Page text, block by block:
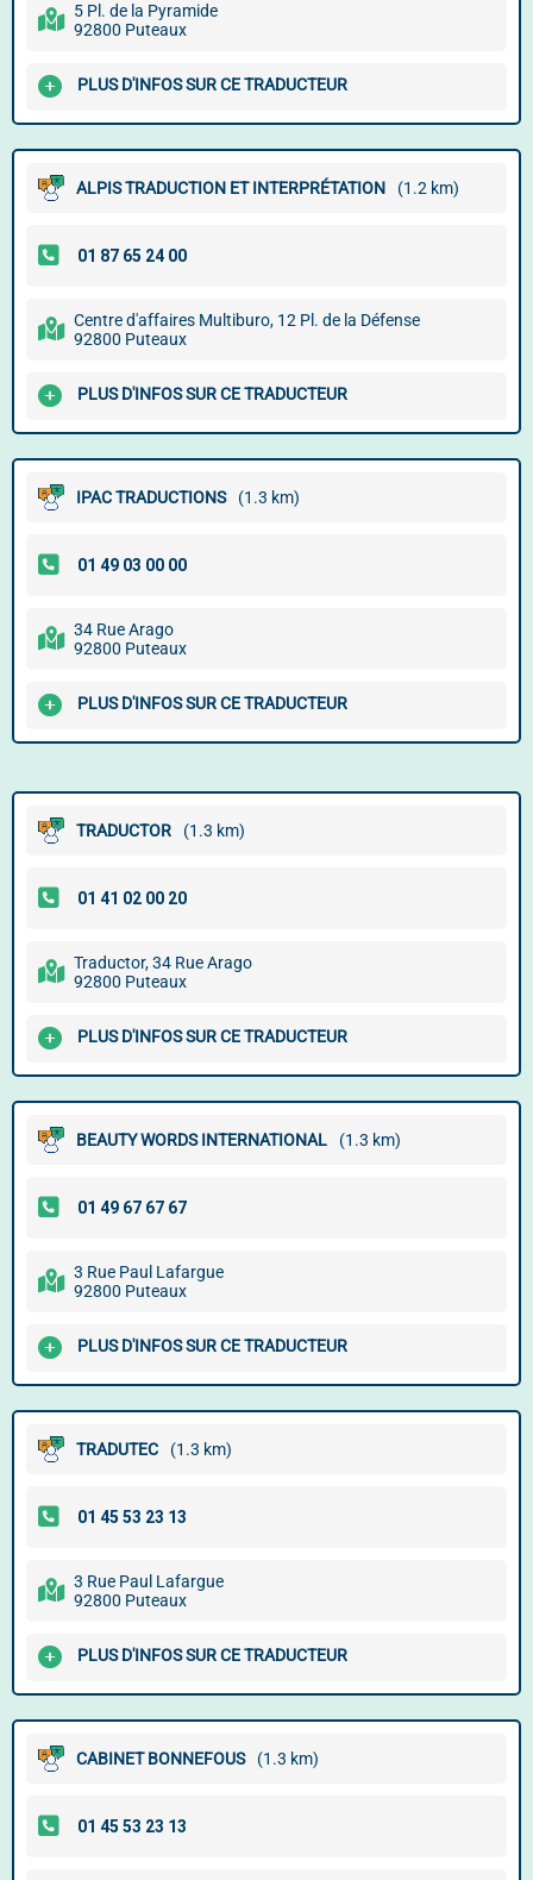
5 Pl. de la Pyramide
92800 Puteaux
PLUS D'INFOS SUR CE TRADUCTEUR
ALPIS TRADUCTION ET INTERPRÉTATION (1.2 km)
Centre d'affaires Multiburo, 12 Pl. de la Défense
92800 Puteaux
PLUS D'INFOS SUR CE TRADUCTEUR
IPAC TRADUCTIONS (1.3 km)
34 Rue Arago
92800 Puteaux
PLUS D'INFOS SUR CE TRADUCTEUR
TRADUCTOR (1.3 km)
Traductor, 34 Rue Arago
92800 Puteaux
PLUS D'INFOS SUR CE TRADUCTEUR
BEAUTY WORDS INTERNATIONAL (1.3 km)
3 Rue Paul Lafargue
92800 Puteaux
PLUS D'INFOS SUR CE TRADUCTEUR
TRADUTEC (1.3 km)
3 Rue Paul Lafargue
92800 Puteaux
PLUS D'INFOS SUR CE TRADUCTEUR
CABINET BONNEFOUS (1.3 km)